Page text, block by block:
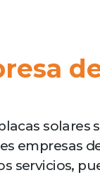
empresas
servicios,